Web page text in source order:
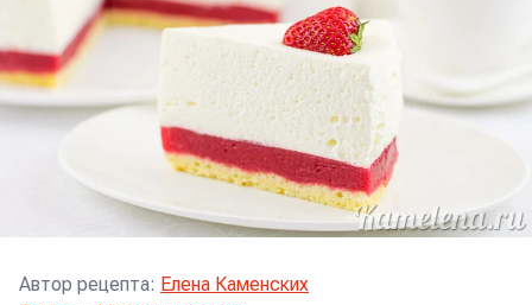
Автор рецепта: Елена Каменских